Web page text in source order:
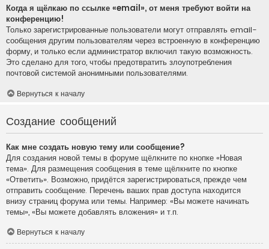
Когда я щёлкаю по ссылке «email», от меня требуют войти на
конференцию!
Только зарегистрированные пользователи могут отправлять email-
сообщения другим пользователям через встроенную в конференцию
форму, и только если администратор включил такую возможность.
Это сделано для того, чтобы предотвратить злоупотребления
почтовой системой анонимными пользователями.
Вернуться к началу
Создание сообщений
Как мне создать новую тему или сообщение?
Для создания новой темы в форуме щёлкните по кнопке «Новая
тема». Для размещения сообщения в теме щёлкните по кнопке
«Ответить». Возможно, придётся зарегистрироваться, прежде чем
отправить сообщение. Перечень ваших прав доступа находится
внизу страниц форума или темы. Например: «Вы можете начинать
темы», «Вы можете добавлять вложения» и т.п.
Вернуться к началу